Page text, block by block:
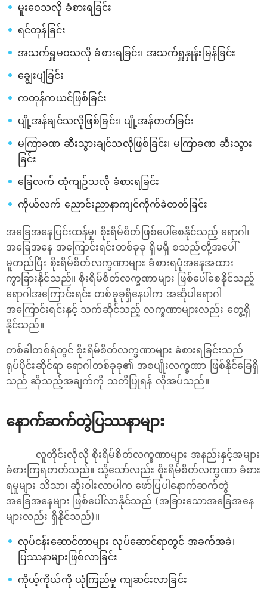
မူးဝေသလို ခံစားရခြင်း
ရင်တုန်ခြင်း
အသက်ရှူမဝသလို ခံစားရခြင်း၊ အသက်ရှူနှုန်းမြန်ခြင်း
ချွေးပျံခြင်း
ကတုန်ကယင်ဖြစ်ခြင်း
ပျို့အန်ချင်သလိုဖြစ်ခြင်း၊ ပျို့အန်တတ်ခြင်း
မကြာခဏ ဆီးသွားချင်သလိုဖြစ်ခြင်း၊ မကြာခဏ ဆီးသွား
ခြင်း
ခြေလက် ထုံကျဥ်သလို ခံစားရခြင်း
ကိုယ်လက် ညောင်းညာနာကျင်ကိုက်ခဲတတ်ခြင်း
အခြေအနေပြင်းထန်မှု၊ စိုးရိမ်စိတ်ဖြစ်ပေါ်စေနိုင်သည့် ရောဂါ၊
အခြေအနေ အကြောင်းရင်းတစ်ခုခု ရှိမရှိ စသည်တို့အပေါ်
မူတည်ပြီး စိုးရိမ်စိတ်လက္ခဏာများ ခံစားရပုံအနေအထား
ကွာခြားနိုင်သည်။ စိုးရိမ်စိတ်လက္ခဏာများ ဖြစ်ပေါ်စေနိုင်သည့်
ရောဂါအကြောင်းရင်း တစ်ခုခုရှိနေပါက အဆိုပါရောဂါ
အကြောင်းရင်းနှင့် သက်ဆိုင်သည့် လက္ခဏာများလည်း တွေ့ရှိ
နိုင်သည်။
တစ်ခါတစ်ရံတွင် စိုးရိမ်စိတ်လက္ခဏာများ ခံစားရခြင်းသည်
ရုပ်ပိုင်းဆိုင်ရာ ရောဂါတစ်ခုခု၏ အစပျိုးလက္ခဏာ ဖြစ်နိုင်ခြေရှိ
သည် ဆိုသည့်အချက်ကို သတိပြုရန် လိုအပ်သည်။
‌‌နောက်ဆက်တွဲပြဿနာများ
လူတိုင်းလိုလို စိုးရိမ်စိတ်လက္ခဏာများ အနည်းနှင့်အများ
ခံစားကြရတတ်သည်။ သို့သော်လည်း စိုးရိမ်စိတ်လက္ခဏာ ခံစား
ရမှုများ သိသာ၊ ဆိုးဝါးလာပါက ဖော်ပြပါနောက်ဆက်တွဲ
အခြေအနေများ ဖြစ်ပေါ်လာနိုင်သည် (အခြားသောအခြေအနေ
များလည်း ရှိနိုင်သည်)။
လုပ်ငန်းဆောင်တာများ လုပ်ဆောင်ရာတွင် အခက်အခဲ၊
ပြဿနာများဖြစ်လာခြင်း
ကိုယ့်ကိုယ်ကို ယုံကြည်မှု ကျဆင်းလာခြင်း